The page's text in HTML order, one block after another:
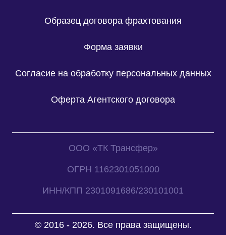
Образец договора фрахтования
Форма заявки
Согласие на обработку персональных данных
Оферта Агентского договора
ООО «ТК Трансфер»
ОГРН 1162301051000
ИНН/КПП 2301091686/230101001
© 2016 - 2026. Все права защищены.